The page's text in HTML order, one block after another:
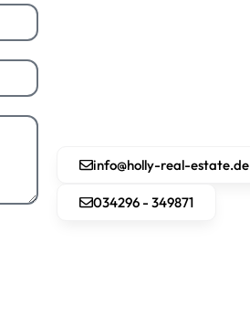
info@holly-real-estate.de
034296 - 349871